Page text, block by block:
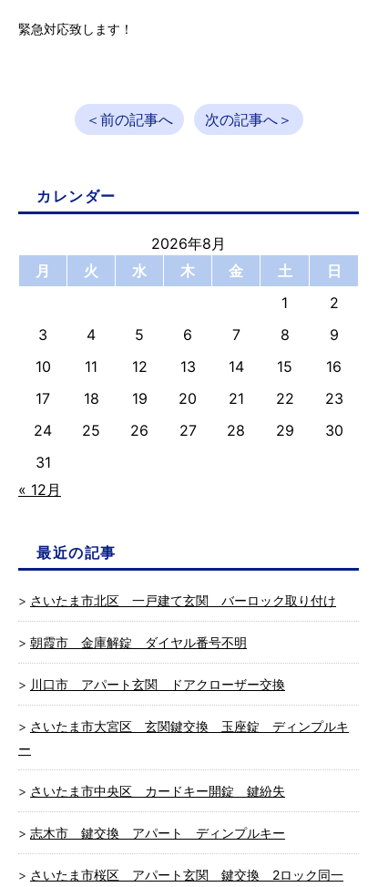
緊急対応致します！
＜前の記事へ 次の記事へ＞
カレンダー
2026年8月
月
火 水 木 金 土
日
1
2
3
4 5 6 7 8
9
10
11 12 13 14 15
16
17
18 19 20 21 22
23
24
25 26 27 28 29
30
31
« 12月
最近の記事
さいたま市北区 一戸建て玄関 バーロック取り付け
朝霞市 金庫解錠 ダイヤル番号不明
川口市 アパート玄関 ドアクローザー交換
さいたま市大宮区 玄関鍵交換 玉座錠 ディンプルキ
ー
さいたま市中央区 カードキー開錠 鍵紛失
志木市 鍵交換 アパート ディンプルキー
さいたま市桜区 アパート玄関 鍵交換 2ロック同一